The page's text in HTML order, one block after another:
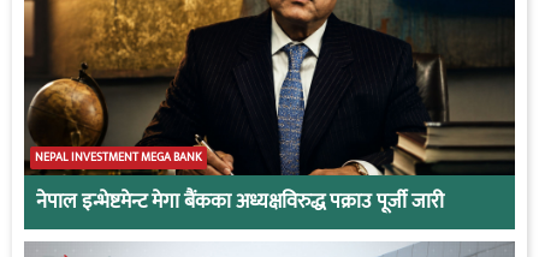
NEPAL INVESTMENT MEGA BANK
नेपाल इन्भेष्टमेन्ट मेगा बैंकका अध्यक्षविरुद्ध पक्राउ पूर्जी जारी